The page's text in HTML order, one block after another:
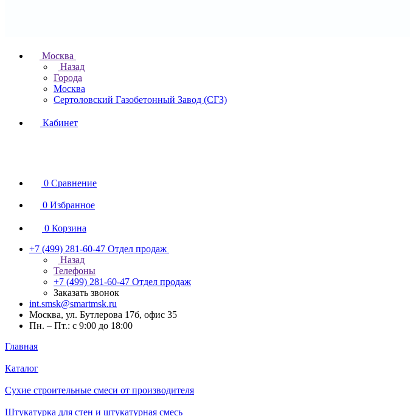
Москва
Назад
Города
Москва
Сертоловский Газобетонный Завод (СГЗ)
Кабинет
0 Сравнение
0 Избранное
0 Корзина
+7 (499) 281-60-47 Отдел продаж
Назад
Телефоны
+7 (499) 281-60-47 Отдел продаж
Заказать звонок
int.smsk@smartmsk.ru
Москва, ул. Бутлерова 17б, офис 35
Пн. – Пт.: с 9:00 до 18:00
Главная
Каталог
Сухие строительные смеси от производителя
Штукатурка для стен и штукатурная смесь